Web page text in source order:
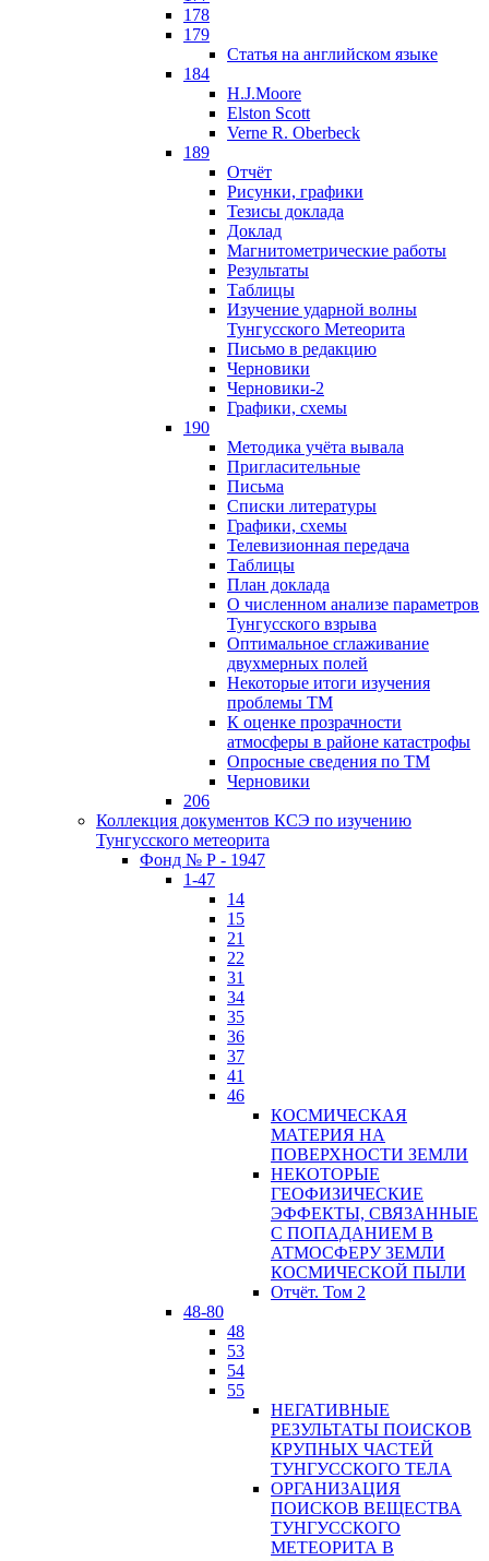
178
179
Статья на английском языке
184
H.J.Moore
Elston Scott
Verne R. Oberbeck
189
Отчёт
Рисунки, графики
Тезисы доклада
Доклад
Магнитометрические работы
Результаты
Таблицы
Изучение ударной волны
Тунгусского Метеорита
Письмо в редакцию
Черновики
Черновики-2
Графики, схемы
190
Методика учёта вывала
Пригласительные
Письма
Списки литературы
Графики, схемы
Телевизионная передача
Таблицы
План доклада
О численном анализе параметров
Тунгусского взрыва
Оптимальное сглаживание
двухмерных полей
Некоторые итоги изучения
проблемы ТМ
К оценке прозрачности
атмосферы в районе катастрофы
Опросные сведения по ТМ
Черновики
206
Коллекция документов КСЭ по изучению
Тунгусского метеорита
Фонд № Р - 1947
1-47
14
15
21
22
31
34
35
36
37
41
46
КОСМИЧЕСКАЯ
МАТЕРИЯ НА
ПОВЕРХНОСТИ ЗЕМЛИ
НЕКОТОРЫЕ
ГЕОФИЗИЧЕСКИЕ
ЭФФЕКТЫ, СВЯЗАННЫЕ
С ПОПАДАНИЕМ В
АТМОСФЕРУ ЗЕМЛИ
КОСМИЧЕСКОЙ ПЫЛИ
Отчёт. Том 2
48-80
48
53
54
55
НЕГАТИВНЫЕ
РЕЗУЛЬТАТЫ ПОИСКОВ
КРУПНЫХ ЧАСТЕЙ
ТУНГУССКОГО ТЕЛА
ОРГАНИЗАЦИЯ
ПОИСКОВ ВЕЩЕСТВА
ТУНГУССКОГО
МЕТЕОРИТА В